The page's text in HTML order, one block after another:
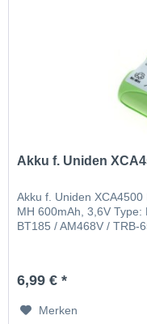
Akku f. Uniden
Akku f. Uniden
MH 600mAh, 3,6V Type:
BT185 / AM468V / TRB-
6,99 € *
Merken